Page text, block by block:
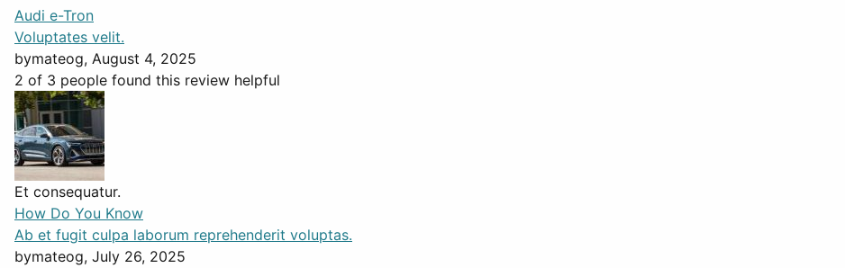
Audi e-Tron
Voluptates velit.
bymateog, August 4, 2025
2 of 3 people found this review helpful
Et consequatur.
How Do You Know
Ab et fugit culpa laborum reprehenderit voluptas.
bymateog, July 26, 2025